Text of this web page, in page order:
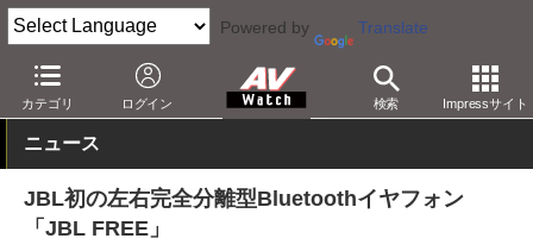
Powered by Translate
カテゴリ ログイン 検索 Impressサイト
AV Watch 製品 ヘッドフォン JBL
ニュース
JBL初の左右完全分離型Bluetoothイヤフォン
「JBL FREE」